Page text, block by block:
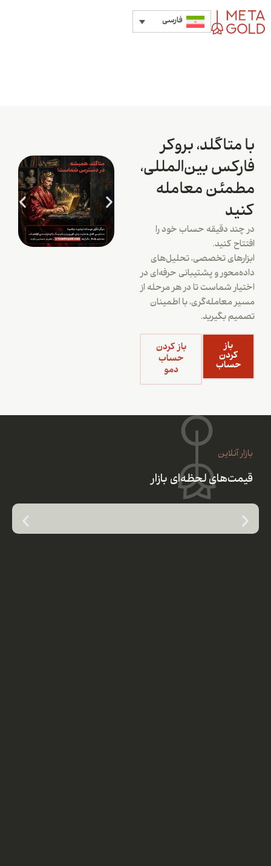
فارسی
با متاگلد، بروکر
فارکس بین‌المللی،
مطمئن معامله
کنید
در چند دقیقه حساب خود را
افتتاح کنید.
ابزارهای تخصصی، تحلیل‌های
داده‌محور و پشتیبانی حرفه‌ای در
اختیار شماست تا در هر مرحله از
مسیر معامله‌گری، با اطمینان
تصمیم بگیرید.
باز
کردن
حساب
باز کردن
حساب
دمو
بازار آنلاین
قیمت‌های لحظه‌ای بازار